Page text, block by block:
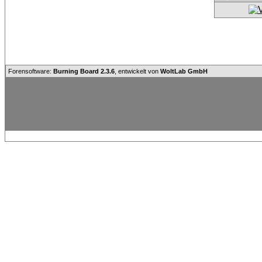
Forensoftware: Burning Board 2.3.6 , entwickelt von WoltLab GmbH